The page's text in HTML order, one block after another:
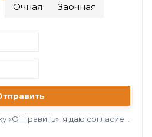
Очная Заочная
на обработку персональных данных в соответствии с нашей